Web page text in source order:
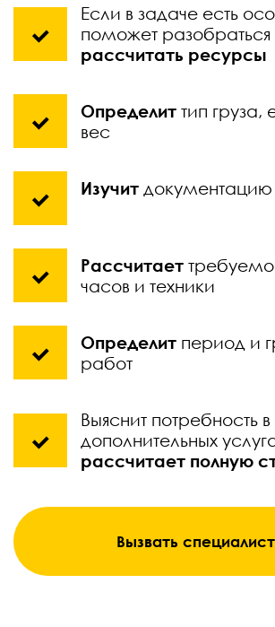
Если в задаче есть
поможет разобраться
рассчитать ресурсы
Определит тип груза,
вес
Изучит документацию
Рассчитает
часов и техники
Определит период и
работ
Выяснит потребность в
дополнительных
рассчитает полную
Вызвать